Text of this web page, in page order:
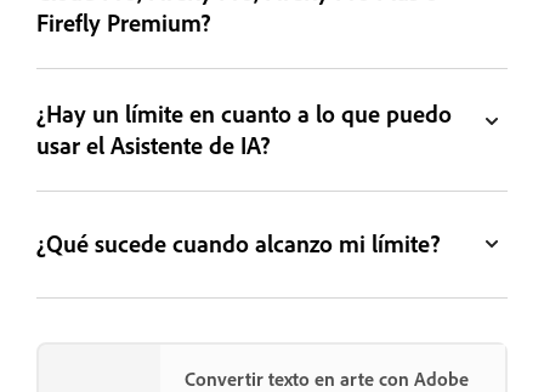
Firefly Premium?
¿Hay un límite en cuanto a lo que puedo
usar el Asistente de IA?
¿Qué sucede cuando alcanzo mi límite?
Convertir texto en arte con Adobe